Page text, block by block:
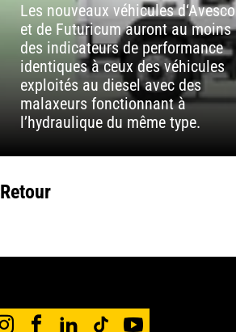
Les nouveaux véhicules d‘Avesco
et de Futuricum auront au moins
des indicateurs de performance
identiques à ceux des véhicules
exploités au diesel avec des
malaxeurs fonctionnant à
l’hydraulique du même type.
Retour